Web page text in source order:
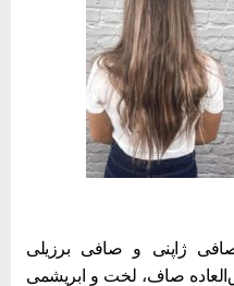
ژاپنی و صافی برزیلی
صاف، لخت و ابریشمی